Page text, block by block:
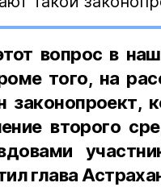
вопрос в
того, на
второго
глава